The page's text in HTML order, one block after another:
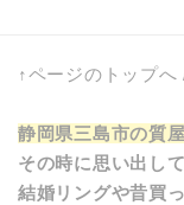
↑ページのトップへ
静岡県三島市の質
その時に思い出し
結婚リングや昔買